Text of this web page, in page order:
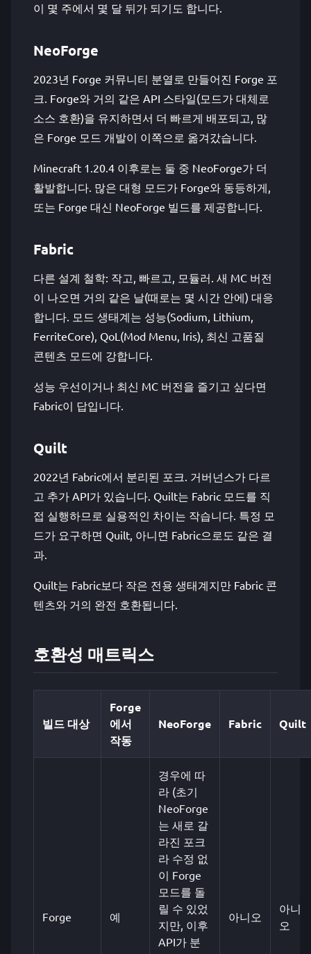
이 몇 주에서 몇 달 뒤가 되기도 합니다.
NeoForge
2023년 Forge 커뮤니티 분열로 만들어진 Forge 포
크. Forge와 거의 같은 API 스타일(모드가 대체로
소스 호환)을 유지하면서 더 빠르게 배포되고, 많
은 Forge 모드 개발이 이쪽으로 옮겨갔습니다.
Minecraft 1.20.4 이후로는 둘 중 NeoForge가 더
활발합니다. 많은 대형 모드가 Forge와 동등하게,
또는 Forge 대신 NeoForge 빌드를 제공합니다.
Fabric
다른 설계 철학: 작고, 빠르고, 모듈러. 새 MC 버전
이 나오면 거의 같은 날(때로는 몇 시간 안에) 대응
합니다. 모드 생태계는 성능(Sodium, Lithium,
FerriteCore), QoL(Mod Menu, Iris), 최신 고품질
콘텐츠 모드에 강합니다.
성능 우선이거나 최신 MC 버전을 즐기고 싶다면
Fabric이 답입니다.
Quilt
2022년 Fabric에서 분리된 포크. 거버넌스가 다르
고 추가 API가 있습니다. Quilt는 Fabric 모드를 직
접 실행하므로 실용적인 차이는 작습니다. 특정 모
드가 요구하면 Quilt, 아니면 Fabric으로도 같은 결
과.
Quilt는 Fabric보다 작은 전용 생태계지만 Fabric 콘
텐츠와 거의 완전 호환됩니다.
호환성 매트릭스
빌드 대상
Forge
에서
작동
NeoForge Fabric Quilt
Forge 예
경우에 따
라 (초기
NeoForge
는 새로 갈
라진 포크
라 수정 없
이 Forge
모드를 돌
릴 수 있었
지만, 이후
API가 분
아니오
아니
오